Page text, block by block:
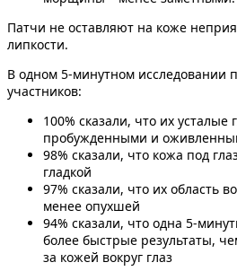
Патчи не оставляют на коже
липкости.
В одном 5-минутном исследовании
участников:
100% сказали, что их усталые
пробужденными и
98% сказали, что кожа под
гладкой
97% сказали, что их область
менее опухшей
94% сказали, что одна 5-
более быстрые результаты,
за кожей вокруг глаз